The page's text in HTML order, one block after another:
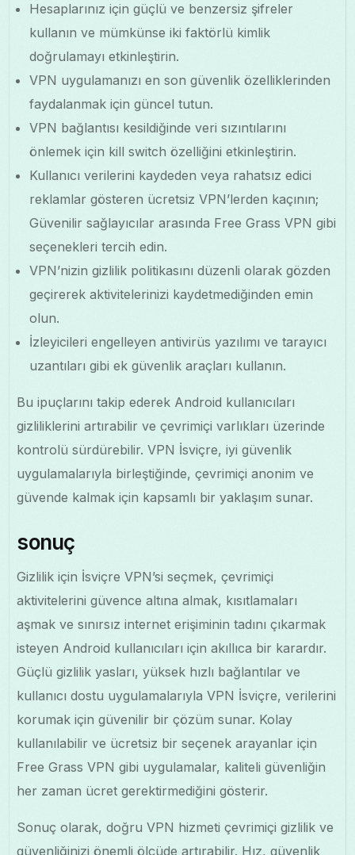
Hesaplarınız için güçlü ve benzersiz şifreler
kullanın ve mümkünse iki faktörlü kimlik
doğrulamayı etkinleştirin.
VPN uygulamanızı en son güvenlik özelliklerinden
faydalanmak için güncel tutun.
VPN bağlantısı kesildiğinde veri sızıntılarını
önlemek için kill switch özelliğini etkinleştirin.
Kullanıcı verilerini kaydeden veya rahatsız edici
reklamlar gösteren ücretsiz VPN’lerden kaçının;
Güvenilir sağlayıcılar arasında Free Grass VPN gibi
seçenekleri tercih edin.
VPN’nizin gizlilik politikasını düzenli olarak gözden
geçirerek aktivitelerinizi kaydetmediğinden emin
olun.
İzleyicileri engelleyen antivirüs yazılımı ve tarayıcı
uzantıları gibi ek güvenlik araçları kullanın.
Bu ipuçlarını takip ederek Android kullanıcıları
gizliliklerini artırabilir ve çevrimiçi varlıkları üzerinde
kontrolü sürdürebilir. VPN İsviçre, iyi güvenlik
uygulamalarıyla birleştiğinde, çevrimiçi anonim ve
güvende kalmak için kapsamlı bir yaklaşım sunar.
sonuç
Gizlilik için İsviçre VPN’si seçmek, çevrimiçi
aktivitelerini güvence altına almak, kısıtlamaları
aşmak ve sınırsız internet erişiminin tadını çıkarmak
isteyen Android kullanıcıları için akıllıca bir karardır.
Güçlü gizlilik yasları, yüksek hızlı bağlantılar ve
kullanıcı dostu uygulamalarıyla VPN İsviçre, verilerini
korumak için güvenilir bir çözüm sunar. Kolay
kullanılabilir ve ücretsiz bir seçenek arayanlar için
Free Grass VPN gibi uygulamalar, kaliteli güvenliğin
her zaman ücret gerektirmediğini gösterir.
Sonuç olarak, doğru VPN hizmeti çevrimiçi gizlilik ve
güvenliğinizi önemli ölçüde artırabilir. Hız, güvenlik